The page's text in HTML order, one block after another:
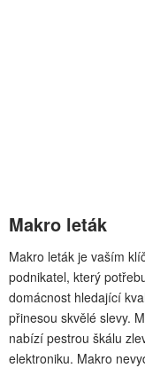
Makro leták
Makro leták je vaším
podnikatel, který
domácnost hledající
přinesou skvělé slevy.
nabízí pestrou škálu
elektroniku. Makro